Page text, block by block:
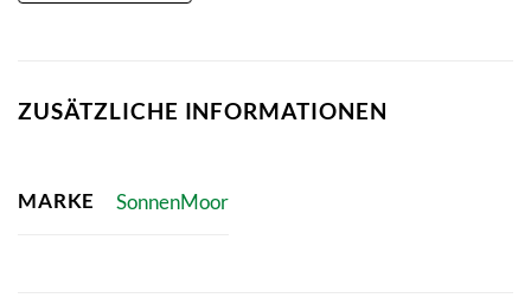
ZUSÄTZLICHE INFORMATIONEN
MARKE SonnenMoor